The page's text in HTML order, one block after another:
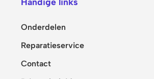
Onderdelen
Reparatieservice
Contact